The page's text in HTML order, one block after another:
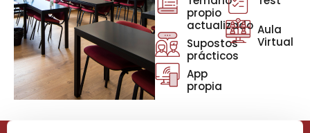
propio
actualizado
Supostos
prácticos
App
propia
Aula
Virtual